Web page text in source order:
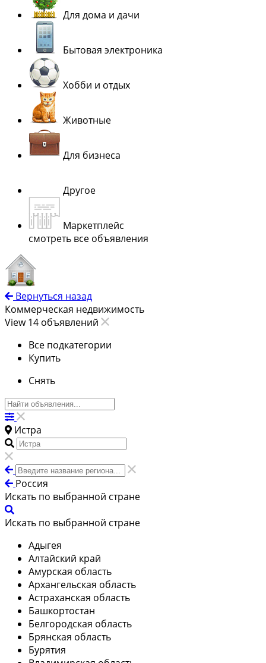
Для дома и дачи
Бытовая электроника
Хобби и отдых
Животные
Для бизнеса
Другое
Маркетплейс
смотреть все объявления
Вернуться назад
Коммерческая недвижимость
View 14 объявлений
Все подкатегории
Купить
Снять
Истра
Россия
Искать по выбранной стране
Искать по выбранной стране
Адыгея
Алтайский край
Амурская область
Архангельская область
Астраханская область
Башкортостан
Белгородская область
Брянская область
Бурятия